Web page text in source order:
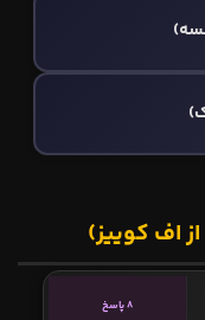
اف کوییز)
8 پاسخ